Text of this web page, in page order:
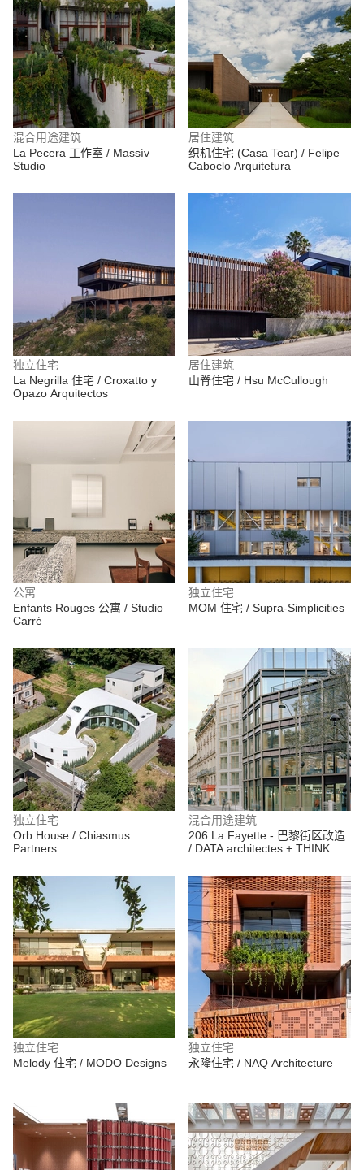
混合用途建筑
La Pecera 工作室 / Massív
Studio
居住建筑
织机住宅 (Casa Tear) / Felipe
Caboclo Arquitetura
独立住宅
La Negrilla 住宅 / Croxatto y
Opazo Arquitectos
居住建筑
山脊住宅 / Hsu McCullough
公寓
Enfants Rouges 公寓 / Studio
Carré
独立住宅
MOM 住宅 / Supra-Simplicities
独立住宅
Orb House / Chiasmus
Partners
混合用途建筑
206 La Fayette - 巴黎街区改造
/ DATA architectes + THINK
独立住宅
Melody 住宅 / MODO Designs
独立住宅
永隆住宅 / NAQ Architecture